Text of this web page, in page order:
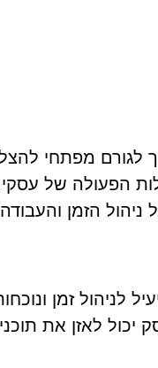
לגורם מפתחי
הפעולה של
ניהול הזמן
לניהול זמן
לאזן את